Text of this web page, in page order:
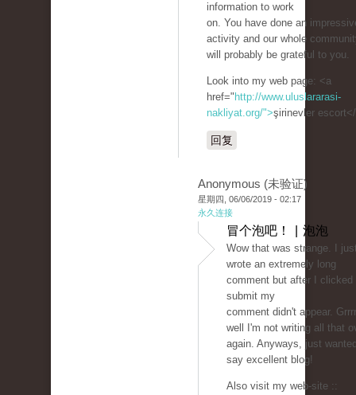
information to work
on. You have done an
activity and our whole
will probably be grateful to you.
Look into my web page: <a
href=" http://www.uluslararasi-
nakliyat.org/">şirinevler
回复
Anonymous (未验证)
星期四, 06/06/2019 - 02:17
永久连接
冒个泡吧！ | 泡泡
Wow that was strange. I
wrote an extremely long
comment but after I clicked
submit my
comment didn't appear.
well I'm not writing all that
again. Anyways, just
say excellent blog!
Also visit my web-site ::